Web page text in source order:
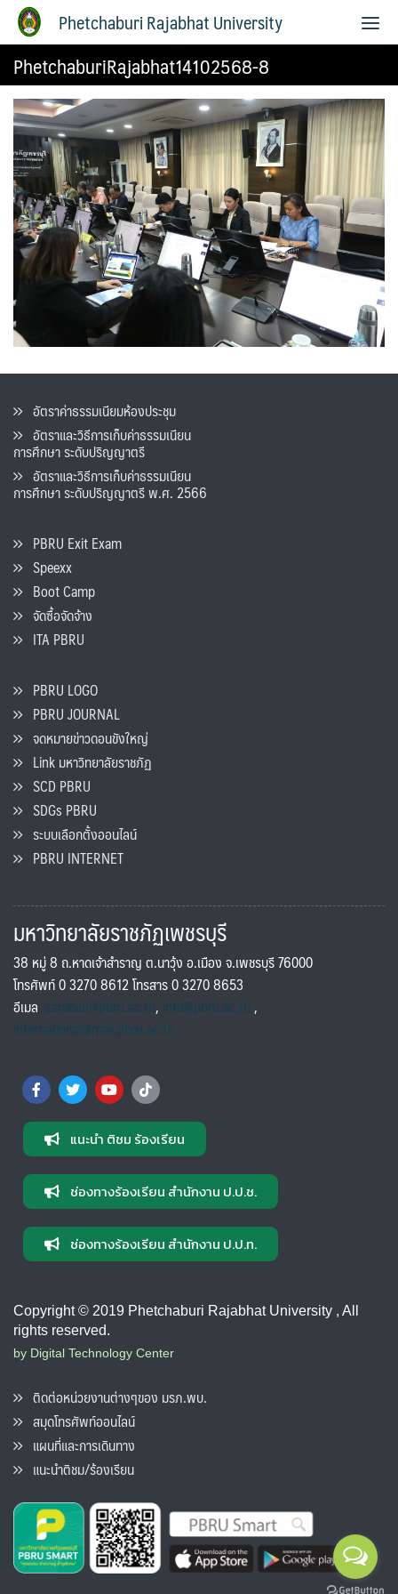
Phetchaburi Rajabhat University
PhetchaburiRajabhat14102568-8
อัตราค่าธรรมเนียมห้องประชุม
อัตราและวิธีการเก็บค่าธรรมเนียน
การศึกษา ระดับปริญญาตรี
อัตราและวิธีการเก็บค่าธรรมเนียน
การศึกษา ระดับปริญญาตรี พ.ศ. 2566
PBRU Exit Exam
Speexx
Boot Camp
จัดซื้อจัดจ้าง
ITA PBRU
PBRU LOGO
PBRU JOURNAL
จดหมายข่าวดอนขังใหญ่
Link มหาวิทยาลัยราชภัฏ
SCD PBRU
SDGs PBRU
ระบบเลือกตั้งออนไลน์
PBRU INTERNET
มหาวิทยาลัยราชภัฏเพชรบุรี
38 หมู่ 8 ถ.หาดเจ้าสำราญ ต.นาวุ้ง อ.เมือง จ.เพชรบุรี 76000
โทรศัพท์ 0 3270 8612 โทรสาร 0 3270 8653
อีเมล saraban@pbru.ac.th, info@pbru.ac.th,
international@mail.pbru.ac.th
แนะนำ ติชม ร้องเรียน
ช่องทางร้องเรียน สำนักงาน ป.ป.ช.
ช่องทางร้องเรียน สำนักงาน ป.ป.ท.
Copyright © 2019 Phetchaburi Rajabhat University , All
rights reserved.
by Digital Technology Center
ติดต่อหน่วยงานต่างๆของ มรภ.พบ.
สมุดโทรศัพท์ออนไลน์
แผนที่และการเดินทาง
แนะนำติชม/ร้องเรียน